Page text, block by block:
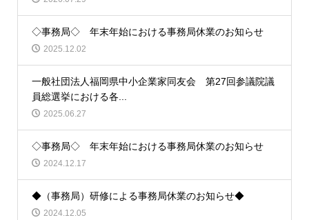
◇事務局◇ 年末年始における事務局休業のお知らせ
2025.12.02
一般社団法人福岡県中小企業家同友会 第27回参議院議
員総選挙における各...
2025.06.27
◇事務局◇ 年末年始における事務局休業のお知らせ
2024.12.17
◆（事務局）研修による事務局休業のお知らせ◆
2024.12.05